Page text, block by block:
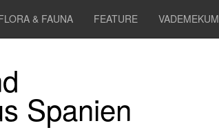
& FAUNA FEATURE VADEMEKUM
Spanien